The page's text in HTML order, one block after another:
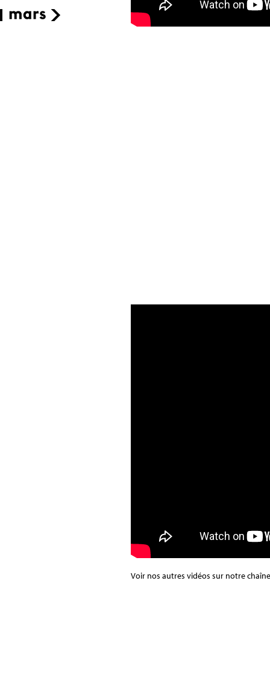
Voir nos autres vidéos sur notre